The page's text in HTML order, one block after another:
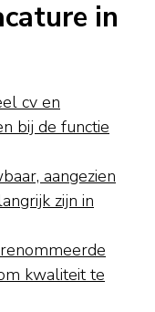
in
cv en
bij de functie
aangezien
zijn in
kwaliteit te